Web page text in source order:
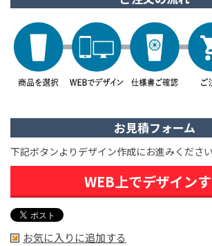
お見積フォーム
下記ボタンよりデザイン作成にお進みください
WEB上でデザイン
お気に入りに追加する